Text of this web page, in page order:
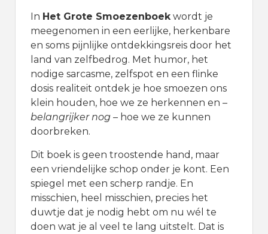
In Het Grote Smoezenboekwordt je
meegenomen in een eerlijke, herkenbare
en soms pijnlijke ontdekkingsreis door het
land van zelfbedrog. Met humor, het
nodige sarcasme, zelfspot en een flinke
dosis realiteit ontdek je hoe smoezen ons
klein houden, hoe we ze herkennen en –
belangrijker nog – hoe we ze kunnen
doorbreken.
Dit boek is geen troostende hand, maar
een vriendelijke schop onder je kont. Een
spiegel met een scherp randje. En
misschien, heel misschien, precies het
duwtje dat je nodig hebt om nu wél te
doen wat je al veel te lang uitstelt. Dat is